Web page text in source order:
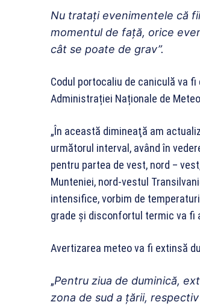
Nu tratați evenimentele că
momentul de față, orice
cât se poate de grav”.
Codul portocaliu de caniculă va
Administrației Naționale de
„În această dimineaţă am
următorul interval, având în
pentru partea de vest, nord –
Munteniei, nord-vestul
intensifice, vorbim de
grade şi disconfortul termic va fi
Avertizarea meteo va fi extinsă
„Pentru ziua de duminică,
zona de sud a ţării,